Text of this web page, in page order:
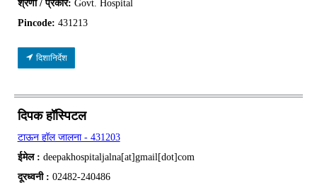
श्रेणी / प्रकार: Govt. Hospital
Pincode: 431213
दिशानिर्देश
दिपक हॉस्पिटल
टाऊन हॉल जालना - 431203
ईमेल : deepakhospitaljalna[at]gmail[dot]com
दूरध्वनी : 02482-240486